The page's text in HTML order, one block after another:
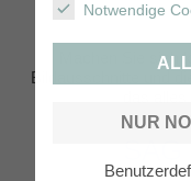
Notwendige
NUR
Machen Sie sich
Bildausschnitte und